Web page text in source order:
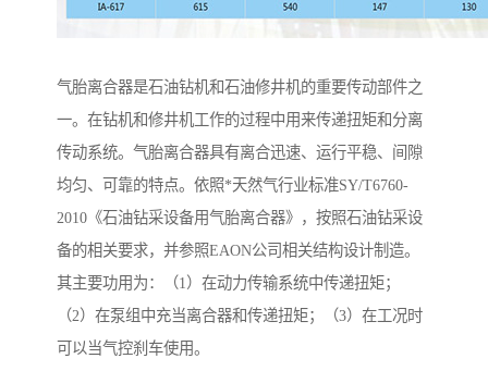
气胎离合器是石油钻机和石油修井机的重要传动部件之
一。在钻机和修井机工作的过程中用来传递扭矩和分离
传动系统。气胎离合器具有离合迅速、运行平稳、间隙
均匀、可靠的特点。依照*天然气行业标准SY/T6760-
2010《石油钻采设备用气胎离合器》，按照石油钻采设
备的相关要求，并参照EAON公司相关结构设计制造。
其主要功用为：（1）在动力传输系统中传递扭矩；
（2）在泵组中充当离合器和传递扭矩；（3）在工况时
可以当气控刹车使用。